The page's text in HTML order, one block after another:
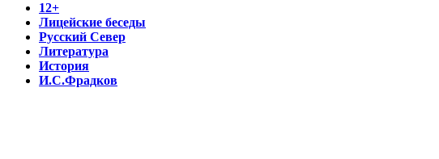
12+
Лицейские беседы
Русский Север
Литература
История
И.С.Фрадков